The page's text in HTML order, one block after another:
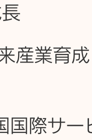
産業育
際サー